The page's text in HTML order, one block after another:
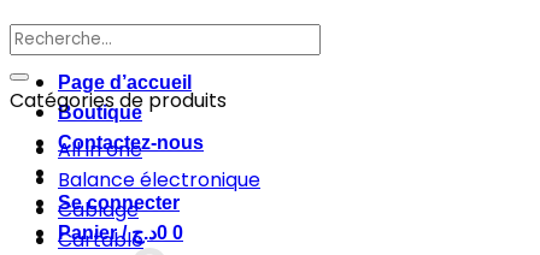
Page d’accueil
Boutique
Contactez-nous
Se connecter
Panier /
0د.ج 0
Recherche
pour :
Catégories de produits
All in one
Balance électronique
Cablage
Cartable